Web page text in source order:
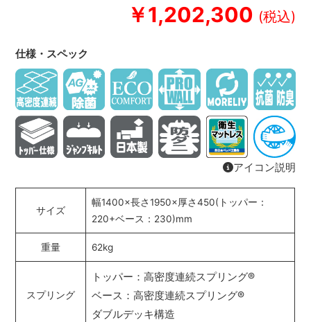
￥1,202,300
仕様・スペック
アイコン説明
サイズ
幅1400×長さ1950×厚さ450(トッパー：
220+ベース：230)mm
重量 62kg
スプリング
トッパー：高密度連続スプリング®
ベース：高密度連続スプリング®
ダブルデッキ構造